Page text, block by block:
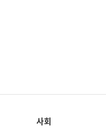
사회